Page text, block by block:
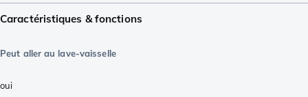
Caractéristiques & fonctions
Peut aller au lave-vaisselle
oui